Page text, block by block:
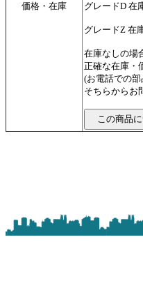
価格・在庫 グレードD 在
グレードZ 在
在庫なしの場
正確な在庫・
(お電話での
そちらからお